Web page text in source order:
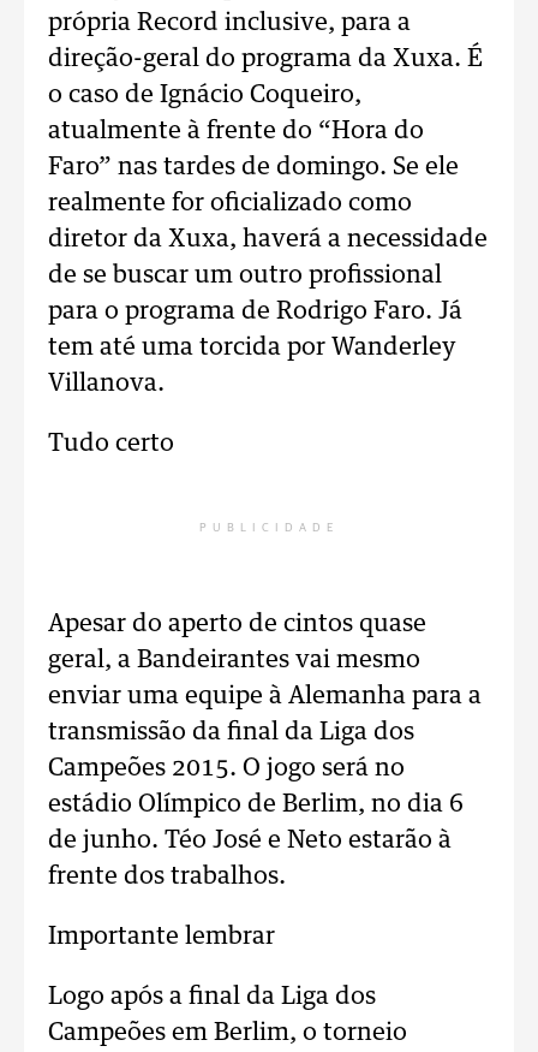
própria Record inclusive, para a
direção-geral do programa da Xuxa. É
o caso de Ignácio Coqueiro,
atualmente à frente do “Hora do
Faro” nas tardes de domingo. Se ele
realmente for oficializado como
diretor da Xuxa, haverá a necessidade
de se buscar um outro profissional
para o programa de Rodrigo Faro. Já
tem até uma torcida por Wanderley
Villanova.
Tudo certo
PUBLICIDADE
Apesar do aperto de cintos quase
geral, a Bandeirantes vai mesmo
enviar uma equipe à Alemanha para a
transmissão da final da Liga dos
Campeões 2015. O jogo será no
estádio Olímpico de Berlim, no dia 6
de junho. Téo José e Neto estarão à
frente dos trabalhos.
Importante lembrar
Logo após a final da Liga dos
Campeões em Berlim, o torneio